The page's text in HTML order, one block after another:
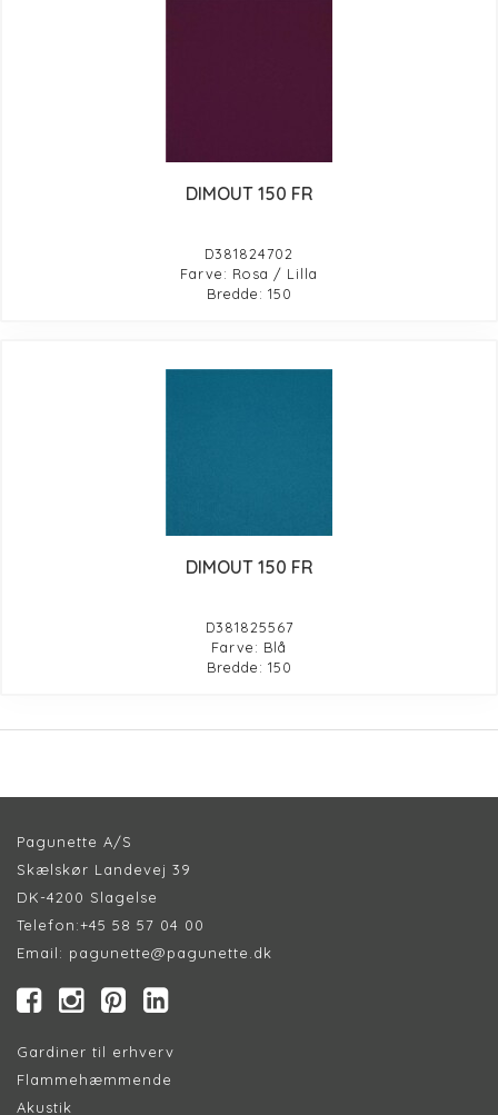
DIMOUT 150 FR
D381824702
Farve: Rosa / Lilla
Bredde: 150
DIMOUT 150 FR
D381825567
Farve: Blå
Bredde: 150
Pagunette A/S
Skælskør Landevej 39
DK-4200 Slagelse
Telefon:+45 58 57 04 00
Email: pagunette@pagunette.dk
Gardiner til erhverv
Flammehæmmende
Akustik